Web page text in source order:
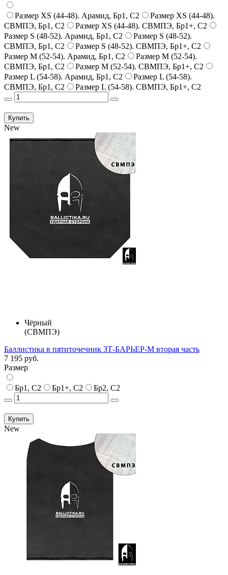
Размер XS (44-48). Арамид, Бр1, С2
Размер XS (44-48).
СВМПЭ, Бр1, С2
Размер XS (44-48). СВМПЭ, Бр1+, С2
Размер S (48-52). Арамид, Бр1, С2
Размер S (48-52).
СВМПЭ, Бр1, С2
Размер S (48-52). СВМПЭ, Бр1+, С2
Размер M (52-54). Арамид, Бр1, С2
Размер M (52-54).
СВМПЭ, Бр1, С2
Размер M (52-54). СВМПЭ, Бр1+, С2
Размер L (54-58). Арамид, Бр1, С2
Размер L (54-58).
СВМПЭ, Бр1, С2
Размер L (54-58). СВМПЭ, Бр1+, С2
Купить
New
Чёрный
(СВМПЭ)
Баллистика в пятиточечник ЗТ-БАРЬЕР-М вторая часть
7 195 руб.
Размер
Бр1, С2 Бр1+, С2 Бр2, С2
Купить
New